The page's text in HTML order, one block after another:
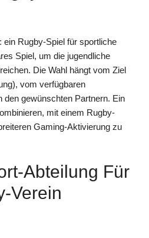
ein Rugby-Spiel für sportliche
Spiel, um die jugendliche
Die Wahl hängt vom Ziel
vom verfügbaren
den gewünschten Partnern. Ein
mit einem Rugby-
Gaming-Aktivierung zu
Abteilung Für
Verein